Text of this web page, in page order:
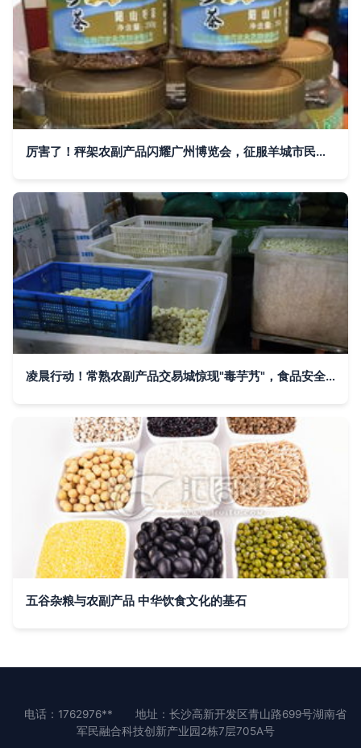
厉害了！秤架农副产品闪耀广州博览会，征服羊城市民味蕾
凌晨行动！常熟农副产品交易城惊现"毒芋艿"，食品安全警钟再次敲响
五谷杂粮与农副产品 中华饮食文化的基石
电话：1762976**
地址：长沙高新开发区青山路699号湖南省
军民融合科技创新产业园2栋7层705A号